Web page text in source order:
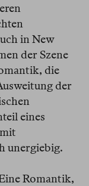
in New
der Szene
die
der
eines
unergiebig.
Romantik,